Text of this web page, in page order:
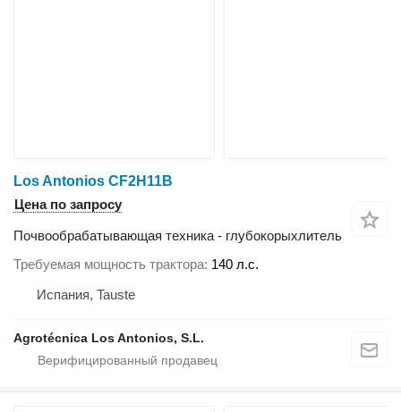
Los Antonios CF2H11B
Цена по запросу
Почвообрабатывающая техника - глубокорыхлитель
Требуемая мощность трактора 140 л.с.
Испания, Tauste
Agrotécnica Los Antonios, S.L.